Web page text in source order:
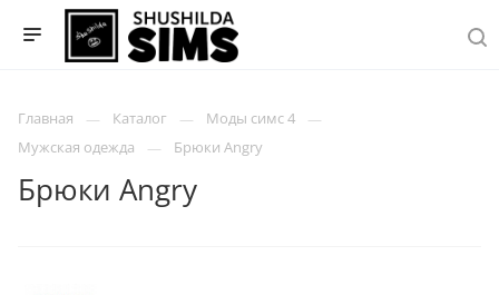
Главная Каталог
Моды симс 4
Мужская одежда
Брюки Angry
Брюки Angry